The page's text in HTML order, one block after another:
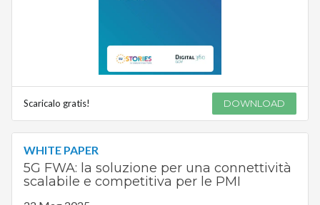
Scaricalo gratis! DOWNLOAD
WHITE PAPER
5G FWA: la soluzione per una connettività
scalabile e competitiva per le PMI